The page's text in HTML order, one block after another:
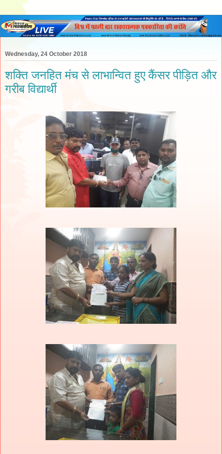
Wednesday, 24 October 2018
शक्ति जनहित मंच से लाभान्वित हुए कैंसर पीड़ित और
गरीब विद्यार्थी